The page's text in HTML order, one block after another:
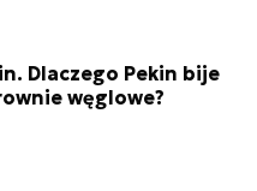
Dlaczego Pekin bije
węglowe?